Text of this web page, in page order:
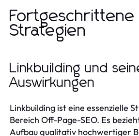
Fortgeschrittene
Strategien
Linkbuilding und
Auswirkungen
Linkbuilding ist eine essenzielle
Bereich Off-Page-SEO. Es
Aufbau qualitativ hochwertiger